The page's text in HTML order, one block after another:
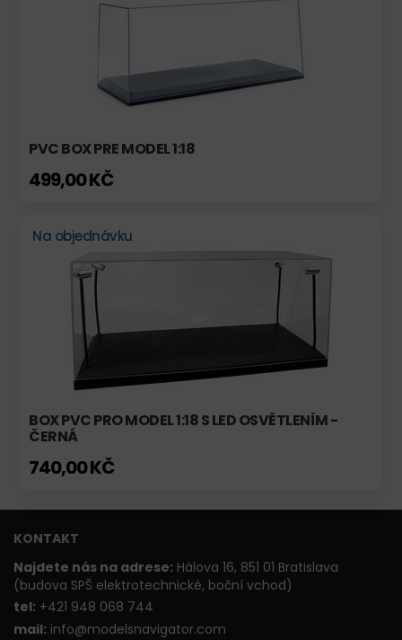
PVC BOX PRE MODEL 1:18
499,00 KČ
Na objednávku
BOX PVC PRO MODEL 1:18 S LED OSVĚTLENÍM -
ČERNÁ
740,00 KČ
KONTAKT
Najdete nás na adrese: Hálova 16, 851 01 Bratislava
(budova SPŠ elektrotechnické, boční vchod)
tel: +421 948 068 744
mail: info@modelsnavigator.com